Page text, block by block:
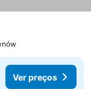
Ver preços